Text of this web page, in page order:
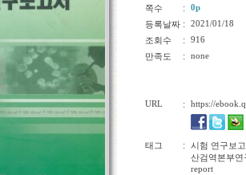
쪽수 :
0p
등록날짜 :
2021/01/18
조회수
:
916
만족도
: none
URL : https://
태그 :
시험 연구보
산검역본부연
report